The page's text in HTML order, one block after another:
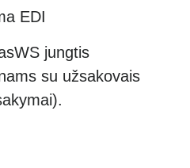
EDI
jungtis
su užsakovais